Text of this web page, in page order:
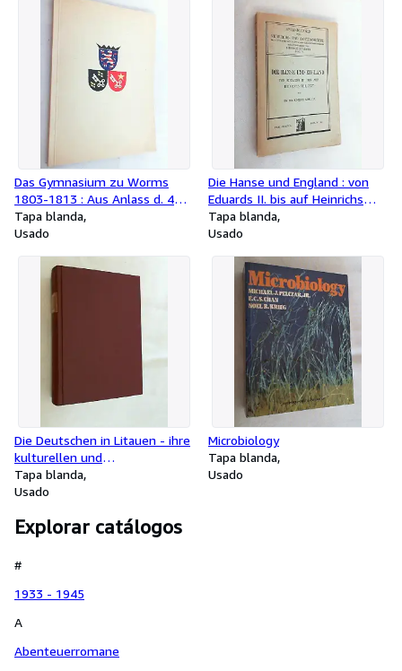
und des Stadtarchivs zu
Worms
Das Gymnasium zu Worms
1803-1813 : Aus Anlass d. 400-
Jahrfeier d. Gymnasiums nach
d. Quellen.
Tapa blanda
Usado
Die Hanse und England : von
Eduards II. bis auf Heinrichs
VIII. Zeit. Abhandlungen zur
Verkehrs- und Seegeschichte ;
Tapa blanda
Usado
Die Deutschen in Litauen - ihre
kulturellen und
wirtschaftlichen
Gemeinschaften zwischen den
Wissenschaftliche Beiträge zur
Geschichte und Landeskunde
Ost - Mitteleuropas.
Tapa blanda
Usado
Microbiology
Tapa blanda
Usado
Explorar catálogos
#
1933 - 1945
A
Abenteuerromane